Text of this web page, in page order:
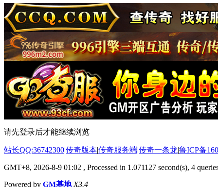
请先登录后才能继续浏览
站长QQ:36742300|传奇版本|传奇服务端|传奇一条龙|鲁ICP备
GMT+8, 2026-8-9 01:02 , Processed in 1.071127 second(s), 4
Powered by GM基地 X3.4